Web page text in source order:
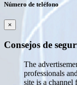
Número de teléfono
×
Consejos de
The
professionals
site is a channel